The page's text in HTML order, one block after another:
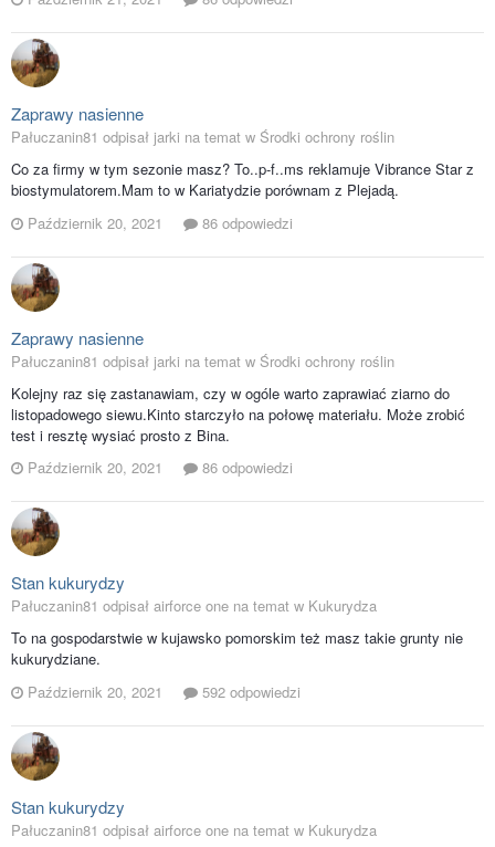
Zaprawy nasienne
Pałuczanin81 odpisał jarki na temat w Środki ochrony roślin
Co za firmy w tym sezonie masz? To..p-f..ms reklamuje Vibrance Star z
biostymulatorem.Mam to w Kariatydzie porównam z Plejadą.
Październik 20, 2021
86 odpowiedzi
Zaprawy nasienne
Pałuczanin81 odpisał jarki na temat w Środki ochrony roślin
Kolejny raz się zastanawiam, czy w ogóle warto zaprawiać ziarno do
listopadowego siewu.Kinto starczyło na połowę materiału. Może zrobić
test i resztę wysiać prosto z Bina.
Październik 20, 2021
86 odpowiedzi
Stan kukurydzy
Pałuczanin81 odpisał airforce one na temat w Kukurydza
To na gospodarstwie w kujawsko pomorskim też masz takie grunty nie
kukurydziane.
Październik 20, 2021
592 odpowiedzi
Stan kukurydzy
Pałuczanin81 odpisał airforce one na temat w Kukurydza